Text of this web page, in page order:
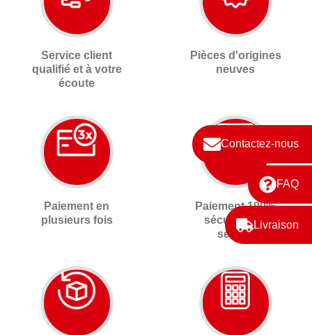
Contactez-nous
FAQ
Livraison
Service client
qualifié et à votre
écoute
Pièces d'origines
neuves
Paiement en
plusieurs fois
Paiement 100%
sécurisé 3D
secure